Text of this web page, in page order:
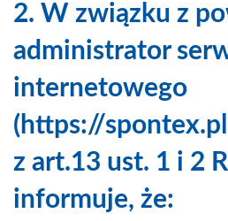
2. W związku z
administrator
internetowego
(https://
z art.13 ust. 1 i 2
informuje, że: